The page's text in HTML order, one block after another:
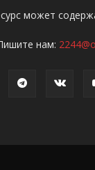
может
нам: